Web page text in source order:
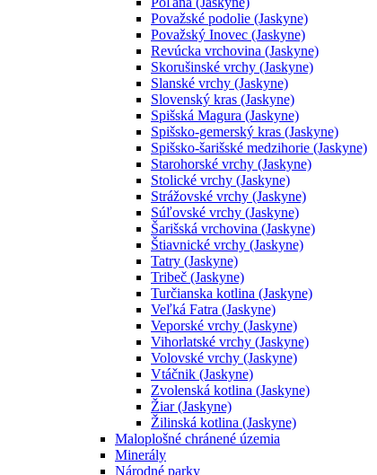
Považské podolie (Jaskyne)
Považský Inovec (Jaskyne)
Revúcka vrchovina (Jaskyne)
Skorušinské vrchy (Jaskyne)
Slanské vrchy (Jaskyne)
Slovenský kras (Jaskyne)
Spišská Magura (Jaskyne)
Spišsko-gemerský kras (Jaskyne)
Spišsko-šarišské medzihorie (Jaskyne)
Starohorské vrchy (Jaskyne)
Stolické vrchy (Jaskyne)
Strážovské vrchy (Jaskyne)
Súľovské vrchy (Jaskyne)
Šarišská vrchovina (Jaskyne)
Štiavnické vrchy (Jaskyne)
Tatry (Jaskyne)
Tribeč (Jaskyne)
Turčianska kotlina (Jaskyne)
Veľká Fatra (Jaskyne)
Veporské vrchy (Jaskyne)
Vihorlatské vrchy (Jaskyne)
Volovské vrchy (Jaskyne)
Vtáčnik (Jaskyne)
Zvolenská kotlina (Jaskyne)
Žiar (Jaskyne)
Žilinská kotlina (Jaskyne)
Maloplošné chránené územia
Minerály
Národné parky